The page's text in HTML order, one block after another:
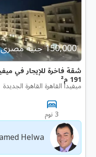
150,000 جنية مصرى
شقة فاخرة للإيجار في
191 م²
ميفيدا القاهرة القاهرة الجديدة
3 نوم
Helwa